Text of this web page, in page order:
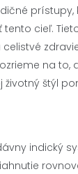
prístupy,
cieľ.
na to,
štýl
indický